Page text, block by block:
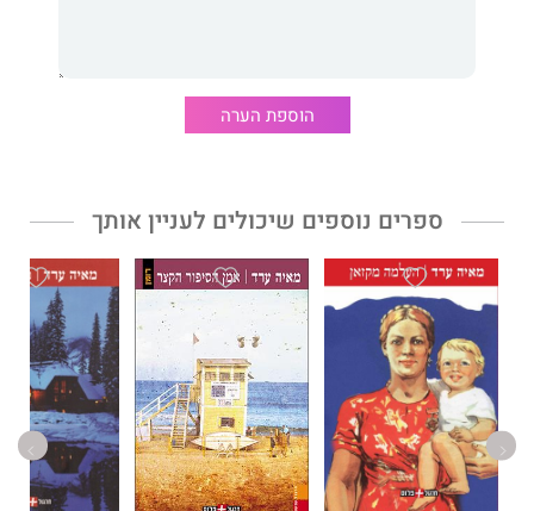
הוספת הערה
ספרים נוספים שיכולים לעניין אותך